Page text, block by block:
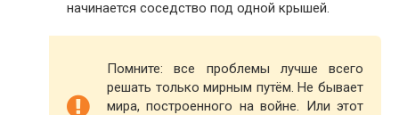
начинается соседство под одной крышей.
Помните: все проблемы лучше всего
решать только мирным путём. Не бывает
мира, построенного на войне. Или этот